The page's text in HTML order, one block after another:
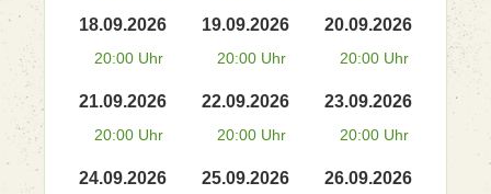
18.09.2026
20:00 Uhr
19.09.2026
20:00 Uhr
20.09.2026
20:00 Uhr
21.09.2026
20:00 Uhr
22.09.2026
20:00 Uhr
23.09.2026
20:00 Uhr
24.09.2026 25.09.2026 26.09.2026